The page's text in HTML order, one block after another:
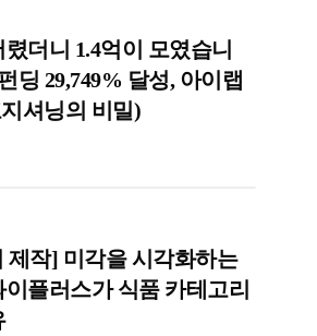
더니 1.4억이 모였습니
딩 29,749% 달성, 아이랩
셔닝의 비밀)
제작] 미각을 시각화하는
플러스가 식품 카테고리